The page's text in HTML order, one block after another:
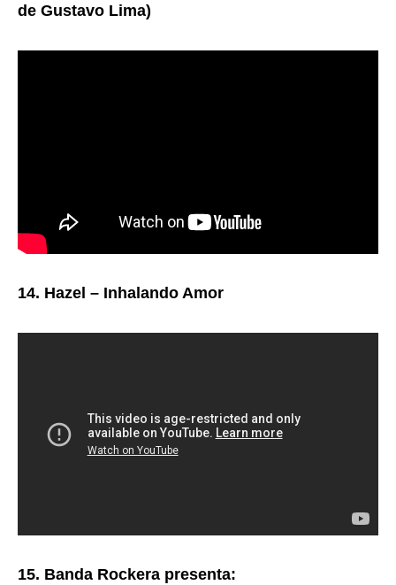
de Gustavo Lima)
14. Hazel – Inhalando Amor
15. Banda Rockera presenta: